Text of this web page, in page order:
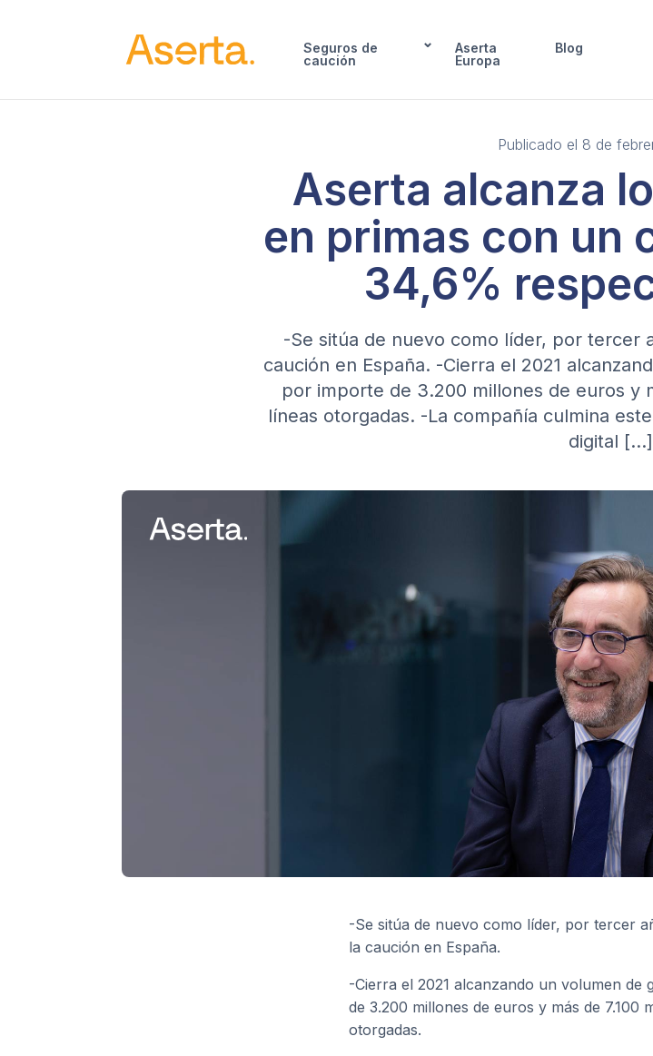
Seguros de
caución
Aserta
Europa
Blog
Publicado el 8 de
Aserta alcanza
en primas con un
34,6%
-Se sitúa de nuevo como líder, por tercer
caución en España. -Cierra el 2021
por importe de 3.200 millones de euros y
líneas otorgadas. -La compañía culmina
digital […]
-Se sitúa de nuevo como líder, por tercer
la caución en España.
-Cierra el 2021 alcanzando un volumen de
de 3.200 millones de euros y más de 7.100
otorgadas.